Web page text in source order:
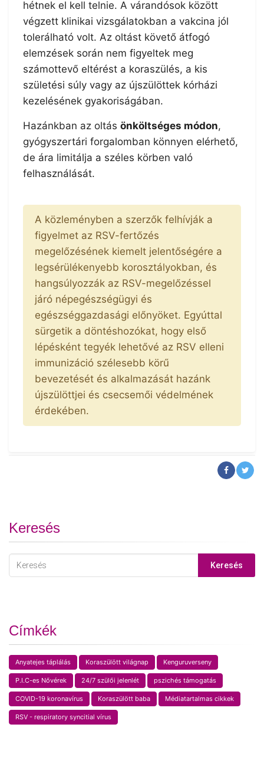
hétnek el kell telnie. A várandósok között
végzett klinikai vizsgálatokban a vakcina jól
tolerálható volt. Az oltást követő átfogó
elemzések során nem figyeltek meg
számottevő eltérést a koraszülés, a kis
születési súly vagy az újszülöttek kórházi
kezelésének gyakoriságában.
Hazánkban az oltás önköltséges módon,
gyógyszertári forgalomban könnyen elérhető,
de ára limitálja a széles körben való
felhasználását.
A közleményben a szerzők felhívják a
figyelmet az RSV-fertőzés
megelőzésének kiemelt jelentőségére a
legsérülékenyebb korosztályokban, és
hangsúlyozzák az RSV-megelőzéssel
járó népegészségügyi és
egészséggazdasági előnyöket. Egyúttal
sürgetik a döntéshozókat, hogy első
lépésként tegyék lehetővé az RSV elleni
immunizáció szélesebb körű
bevezetését és alkalmazását hazánk
újszülöttjei és csecsemői védelmének
érdekében.
Keresés
Keresés
Címkék
Anyatejes táplálás Koraszülött világnap Kenguruverseny
P.I.C-es Nővérek 24/7 szülői jelenlét pszichés támogatás
COVID-19 koronavírus Koraszülött baba Médiatartalmas cikkek
RSV - respiratory syncitial vírus